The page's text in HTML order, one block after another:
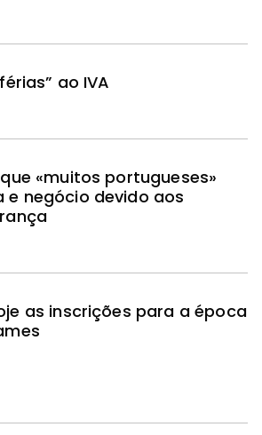
ao IVA
«muitos portugueses»
e negócio devido aos
as inscrições para a época